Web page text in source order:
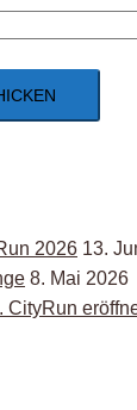
2026 13.
8. Mai 2026
CityRun